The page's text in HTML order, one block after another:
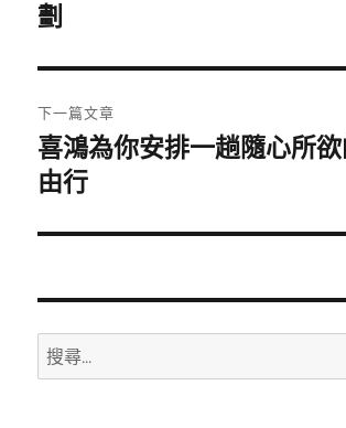
導
覽
一
文
章:
劃
下一篇文章
下
一
文
喜鴻為你安排一趟隨心所
由行
搜
尋